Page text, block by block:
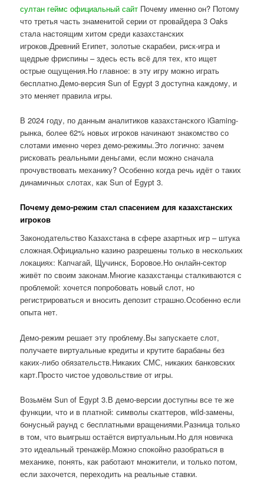
султан геймс официальный сайт Почему именно он? Потому
что третья часть знаменитой серии от провайдера 3 Oaks
стала настоящим хитом среди казахстанских
игроков.Древний Египет, золотые скарабеи, риск-игра и
щедрые фриспины – здесь есть всё для тех, кто ищет
острые ощущения.Но главное: в эту игру можно играть
бесплатно.Демо-версия Sun of Egypt 3 доступна каждому, и
это меняет правила игры.
В 2024 году, по данным аналитиков казахстанского iGaming-
рынка, более 62% новых игроков начинают знакомство со
слотами именно через демо-режимы.Это логично: зачем
рисковать реальными деньгами, если можно сначала
прочувствовать механику? Особенно когда речь идёт о таких
динамичных слотах, как Sun of Egypt 3.
Почему демо-режим стал спасением для казахстанских
игроков
Законодательство Казахстана в сфере азартных игр – штука
сложная.Официально казино разрешены только в нескольких
локациях: Капчагай, Щучинск, Боровое.Но онлайн-сектор
живёт по своим законам.Многие казахстанцы сталкиваются с
проблемой: хочется попробовать новый слот, но
регистрироваться и вносить депозит страшно.Особенно если
опыта нет.
Демо-режим решает эту проблему.Вы запускаете слот,
получаете виртуальные кредиты и крутите барабаны без
каких-либо обязательств.Никаких СМС, никаких банковских
карт.Просто чистое удовольствие от игры.
Возьмём Sun of Egypt 3.В демо-версии доступны все те же
функции, что и в платной: символы скаттеров, wild-замены,
бонусный раунд с бесплатными вращениями.Разница только
в том, что выигрыш остаётся виртуальным.Но для новичка
это идеальный тренажёр.Можно спокойно разобраться в
механике, понять, как работают множители, и только потом,
если захочется, переходить на реальные ставки.